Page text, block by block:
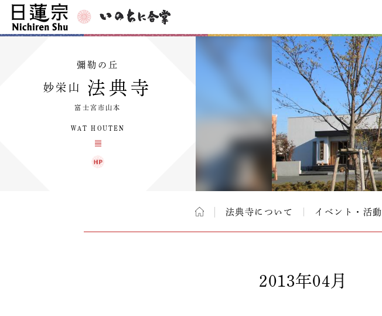
彌勒の丘
妙栄山 法典寺
富士宮市山本
WAT HOUTEN
法典寺について イベント・活動
2013年04月